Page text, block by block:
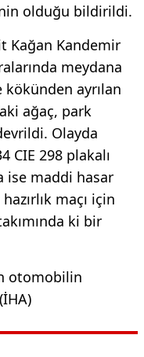
olduğu bildirildi.
Kağan Kandemir
meydana
kökünden ayrılan
ağaç, park
Olayda
CIE 298 plakalı
ise maddi hasar
maçı için
ki bir
otomobilin